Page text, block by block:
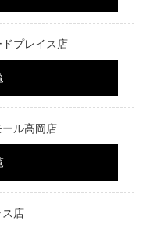
プレイス店
ル高岡店
ス店